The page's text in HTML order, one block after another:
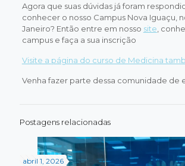
Agora que suas dúvidas já foram
conhecer o nosso Campus Nova Iguaçu,
Janeiro? Então entre em nosso site ,
campus e faça a sua inscrição
Visite a página do curso de Medicina
Venha fazer parte dessa comunidade de
Postagens relacionadas
abril 1, 2026